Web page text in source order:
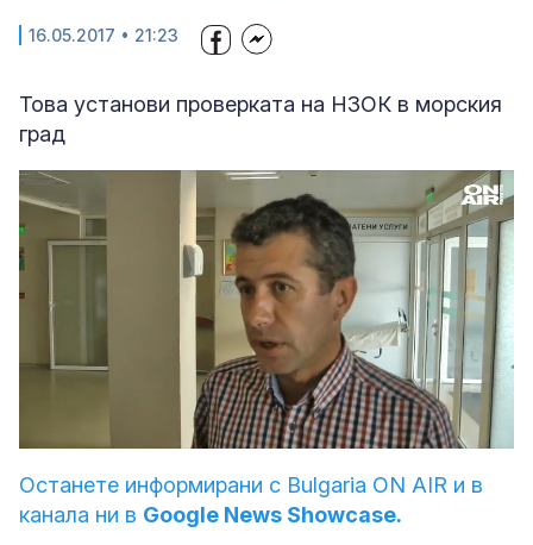
16.05.2017 • 21:23
Това установи проверката на НЗОК в морския
град
Loaded:
100.00%
Останете информирани с Bulgaria ON AIR и в
канала ни в Google News Showcase.